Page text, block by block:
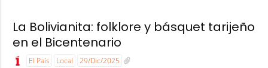
La Bolivianita: folklore y básquet tarijeño
en el Bicentenario
El País Local 29/Dic/2025